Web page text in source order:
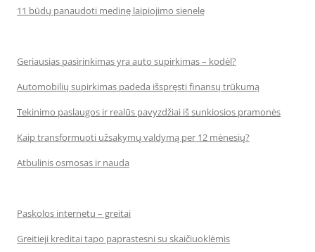
11 būdų panaudoti medinę laipiojimo sienelę
Geriausias pasirinkimas yra auto supirkimas – kodėl?
Automobilių supirkimas padeda išspręsti finansų trūkumą
Tekinimo paslaugos ir realūs pavyzdžiai iš sunkiosios pramonės
Kaip transformuoti užsakymų valdymą per 12 mėnesių?
Atbulinis osmosas ir nauda
Paskolos internetu – greitai
Greitieji kreditai tapo paprastesni su skaičiuoklėmis